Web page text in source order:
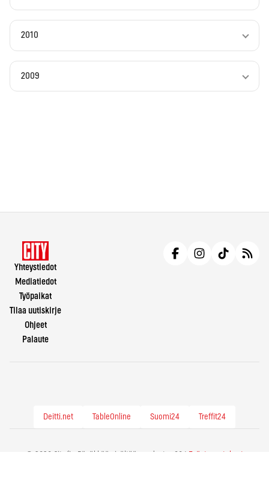
2010
2009
Yhteystiedot
Mediatiedot
Työpaikat
Tilaa uutiskirje
Ohjeet
Palaute
Deitti.net TableOnline Suomi24 Treffit24